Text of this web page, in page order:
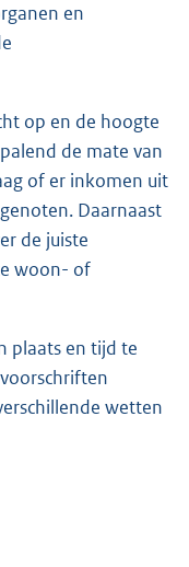
en
op en de hoogte
de mate van
of er inkomen uit
Daarnaast
de juiste
woon- of
plaats en tijd te
wetten